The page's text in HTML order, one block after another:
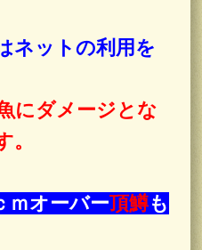
ネットの利用を
にダメージとな
。
オーバー頂鱒も